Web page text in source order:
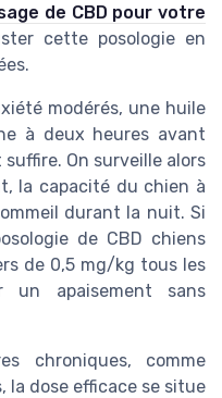
de CBD pour votre
cette posologie en
modérés, une huile
à deux heures avant
On surveille alors
la capacité du chien à
durant la nuit. Si
de CBD chiens
de 0,5 mg/kg tous les
un apaisement sans
chroniques, comme
la dose efficace se situe